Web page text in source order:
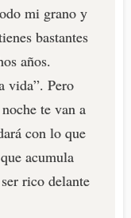
mi grano y
bastantes
años.
vida”. Pero
te van a
con lo que
acumula
rico delante